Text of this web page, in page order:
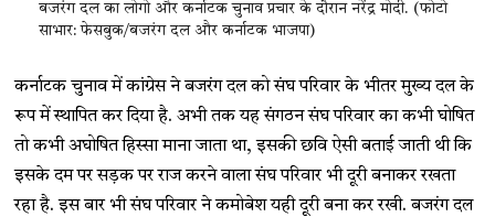
बजरंग दल का लोगो और कर्नाटक चुनाव प्रचार के दौरान नरेंद्र मोदी. (फोटो
साभार: फेसबुक/बजरंग दल और कर्नाटक भाजपा)
कर्नाटक चुनाव में कांग्रेस ने बजरंग दल को संघ परिवार के भीतर मुख्य दल के
रूप में स्थापित कर दिया है. अभी तक यह संगठन संघ परिवार का कभी घोषित
तो कभी अघोषित हिस्सा माना जाता था, इसकी छवि ऐसी बताई जाती थी कि
इसके दम पर सड़क पर राज करने वाला संघ परिवार भी दूरी बनाकर रखता
रहा है. इस बार भी संघ परिवार ने कमोबेश यही दूरी बना कर रखी. बजरंग दल